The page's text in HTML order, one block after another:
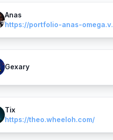
Anas
https://
Gexary
Tix
https://theo.wheeloh.com/